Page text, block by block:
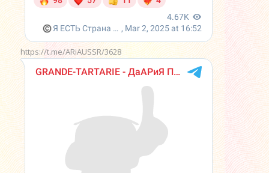
https://t.me/ARiAUSSR/3628